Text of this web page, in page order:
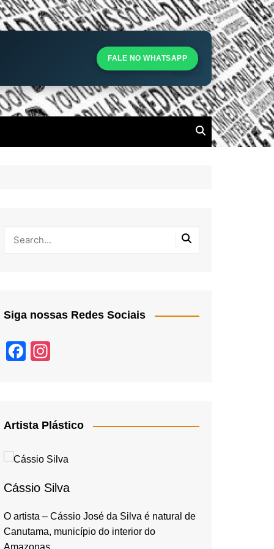
FALE NO WHATSAPP
Siga nossas Redes Sociais
F
b
o
k
a
Artista Plástico
Cássio Silva
O artista – Cássio José da Silva é natural de
Canutama, município do interior do
Amazonas,